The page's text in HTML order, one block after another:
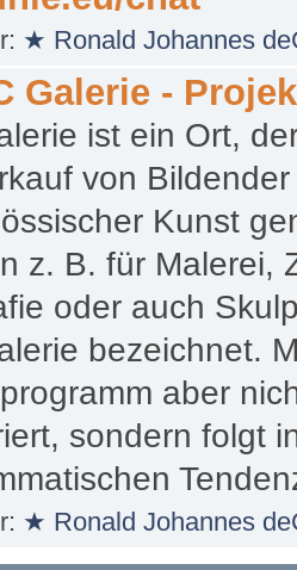
★ Ronald Johannes
Galerie -
ist ein Ort,
von
Kunst
z. B. für Malerei,
oder auch
bezeichnet.
aber
sondern folgt
★ Ronald Johannes